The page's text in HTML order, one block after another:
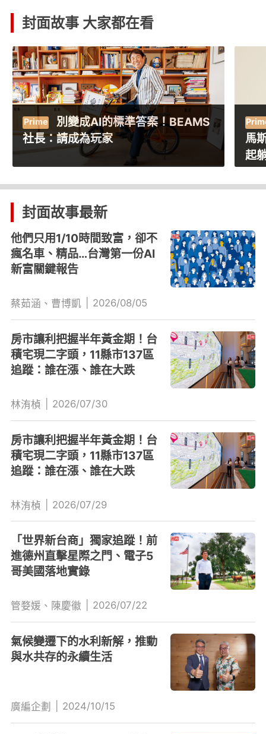
封面故事 大家都在看
特斯拉前總裁告白》我在狂人
馬斯克身邊的日子：有時，要陪他一
馬
在
封面故事最新
他們只用1/10時間致富，卻不
瘋名車、精品…台灣第一份AI
新富關鍵報告
蔡茹涵、曹博凱 2026/08/05
房市讓利把握半年黃金期！台
積宅現二字頭，11縣市137區
追蹤：誰在漲、誰在大跌
林洧楨 2026/07/30
房市讓利把握半年黃金期！台
積宅現二字頭，11縣市137區
追蹤：誰在漲、誰在大跌
林洧楨 2026/07/29
「世界新台商」獨家追蹤！前
進德州直擊星際之門、電子5
哥美國落地實錄
管婺媛、陳慶徽 2026/07/22
氣候變遷下的水利新解，推動
與水共存的永續生活
廣編企劃 2024/10/15